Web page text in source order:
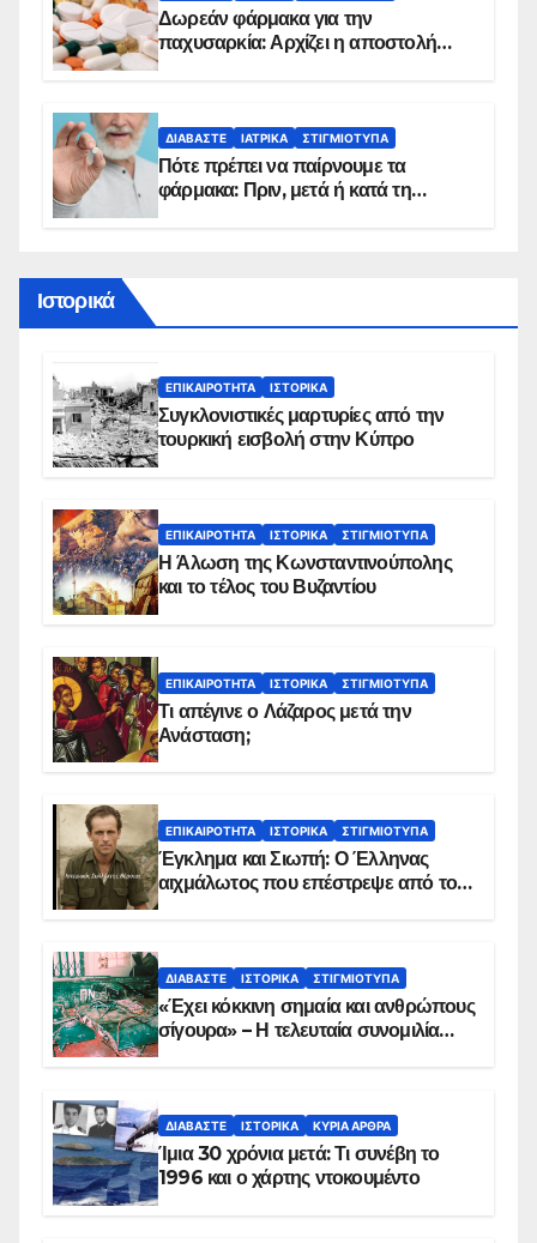
Δωρεάν φάρμακα για την
παχυσαρκία: Αρχίζει η αποστολή
ΔΙΑΒΆΣΤΕ ΙΑΤΡΙΚΆ ΣΤΙΓΜΙΌΤΥΠΑ
Πότε πρέπει να παίρνουμε τα
φάρμακα: Πριν, μετά ή κατά τη
Ιστορικά
ΕΠΙΚΑΙΡΌΤΗΤΑ ΙΣΤΟΡΙΚΆ
Συγκλονιστικές μαρτυρίες από την
τουρκική εισβολή στην Κύπρο
ΕΠΙΚΑΙΡΌΤΗΤΑ ΙΣΤΟΡΙΚΆ ΣΤΙΓΜΙΌΤΥΠΑ
Η Άλωση της Κωνσταντινούπολης
και το τέλος του Βυζαντίου
ΕΠΙΚΑΙΡΌΤΗΤΑ ΙΣΤΟΡΙΚΆ ΣΤΙΓΜΙΌΤΥΠΑ
Τι απέγινε ο Λάζαρος μετά την
Ανάσταση;
ΕΠΙΚΑΙΡΌΤΗΤΑ ΙΣΤΟΡΙΚΆ ΣΤΙΓΜΙΌΤΥΠΑ
Έγκλημα και Σιωπή: Ο Έλληνας
αιχμάλωτος που επέστρεψε από το
ΔΙΑΒΆΣΤΕ ΙΣΤΟΡΙΚΆ ΣΤΙΓΜΙΌΤΥΠΑ
«Έχει κόκκινη σημαία και ανθρώπους
σίγουρα» – Η τελευταία συνομιλία
ΔΙΑΒΆΣΤΕ ΙΣΤΟΡΙΚΆ ΚΥΡΙΑ ΑΡΘΡΑ
Ίμια 30 χρόνια μετά: Τι συνέβη το
1996 και ο χάρτης ντοκουμέντο